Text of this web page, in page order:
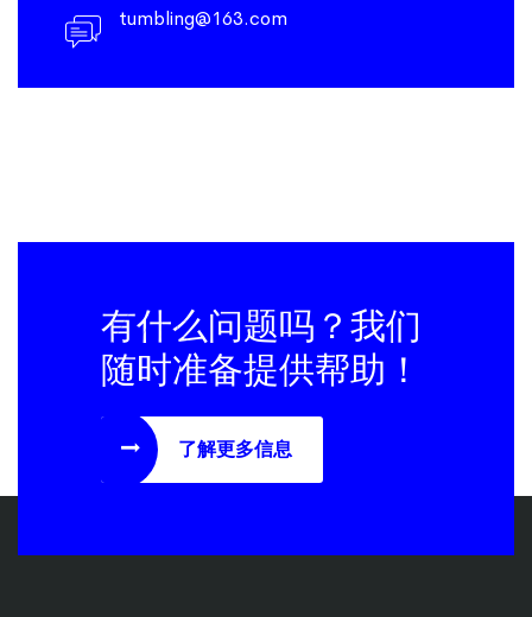
tumbling@163.com
有什么问题吗？我们
随时准备提供帮助！
了解更多信息